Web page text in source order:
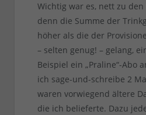
Wichtig war es, nett zu
denn die Summe der
höher als die der
– selten genug! – gelang,
Beispiel ein „Praline“-Abo
ich sage-und-schreibe 2
waren vorwiegend ältere
die ich belieferte. Dazu